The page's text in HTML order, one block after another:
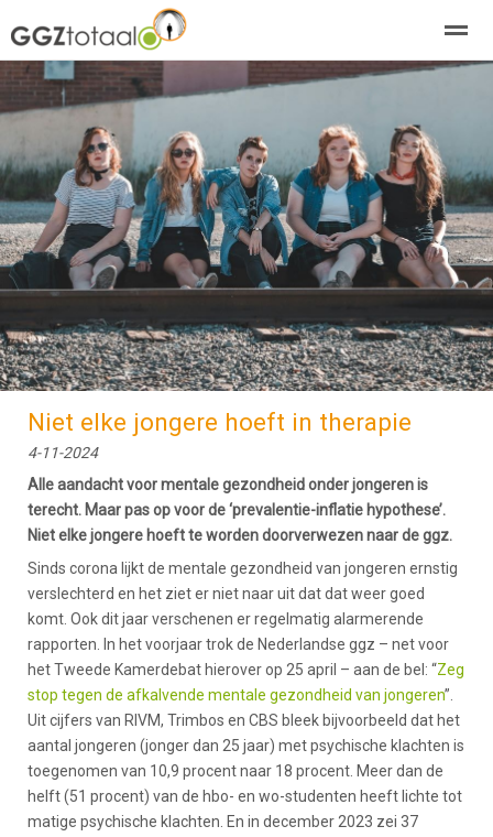
over GGZTotaal abonneren agenda
Home Nieuws Zoeken Pagina's E-
Niet elke jongere hoeft in therapie
4-11-2024
Alle aandacht voor mentale gezondheid onder jongeren is
terecht. Maar pas op voor de ‘prevalentie-inflatie hypothese’.
Niet elke jongere hoeft te worden doorverwezen naar de ggz.
Sinds corona lijkt de mentale gezondheid van jongeren ernstig
verslechterd en het ziet er niet naar uit dat dat weer goed
komt. Ook dit jaar verschenen er regelmatig alarmerende
rapporten. In het voorjaar trok de Nederlandse ggz – net voor
het Tweede Kamerdebat hierover op 25 april – aan de bel: “Zeg
stop tegen de afkalvende mentale gezondheid van jongeren”.
Uit cijfers van RIVM, Trimbos en CBS bleek bijvoorbeeld dat het
aantal jongeren (jonger dan 25 jaar) met psychische klachten is
toegenomen van 10,9 procent naar 18 procent. Meer dan de
helft (51 procent) van de hbo- en wo-studenten heeft lichte tot
matige psychische klachten. En in december 2023 zei 37